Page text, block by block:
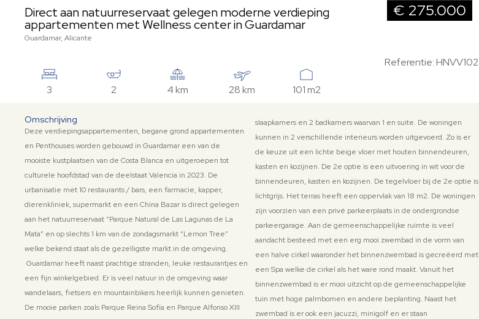
Direct aan natuurreservaat gelegen moderne verdieping
appartementen met Wellness center in Guardamar
Guardamar, Alicante
€ 275.000
3 2 4 km 28 km 101 m2
Referentie: HNVV102
Omschrijving
Deze verdiepingsappartementen, begane grond appartementen
en Penthouses worden gebouwd in Guardamar een van de
mooiste kustplaatsen van de Costa Blanca en uitgeroepen tot
culturele hoofdstad van de deelstaat Valencia in 2023. De
urbanisatie met 10 restaurants / bars, een farmacie, kapper,
dierenkliniek, supermarkt en een China Bazar is direct gelegen
aan het natuurreservaat “Parque Natural de Las Lagunas de La
Mata” en op slechts 1 km van de zondagsmarkt “Lemon Tree”
welke bekend staat als de gezelligste markt in de omgeving.
Guardamar heeft naast prachtige stranden, leuke restaurantjes en
een fijn winkelgebied. Er is veel natuur in de omgeving waar
wandelaars, fietsers en mountainbikers heerlijk kunnen genieten.
De mooie parken zoals Parque Reina Sofía en Parque Alfonso XIII
slaapkamers en 2 badkamers waarvan 1 en suite. De woningen
kunnen in 2 verschillende interieurs worden uitgevoerd. Zo is er
de keuze uit een lichte beige vloer met houten binnendeuren,
kasten en kozijnen. De 2e optie is een uitvoering in wit voor de
binnendeuren, kasten en kozijnen. De tegelvloer bij de 2e optie is
lichtgrijs. Het terras heeft een oppervlak van 18 m2. De woningen
zijn voorzien van een privé parkeerplaats in de ondergrondse
parkeergarage. Aan de gemeenschappelijke ruimte is veel
aandacht besteed met een erg mooi zwembad in de vorm van
een halve cirkel waaronder het binnenzwembad is gecreëerd met
een Spa welke de cirkel als het ware rond maakt. Vanuit het
binnenzwembad is er mooi uitzicht op de gemeenschappelijke
tuin met hoge palmbomen en andere beplanting. Naast het
zwembad is er ook een jacuzzi, minigolf en er staan
Kenmerken woning
lift
airco, pre-installatie
keukenapparatuur, inclusief
interieur/keuken, wit of eiken